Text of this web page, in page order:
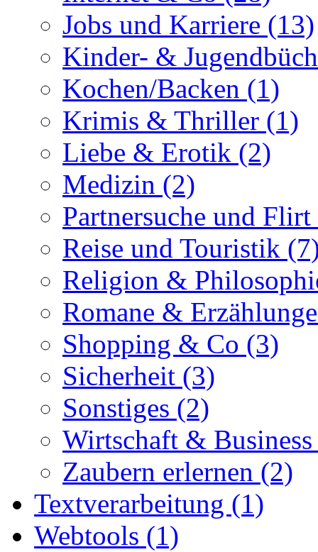
Jobs und Karriere (13)
Kinder- &
Kochen/Backen (1)
Krimis & Thriller (1)
Liebe & Erotik (2)
Medizin (2)
Partnersuche und
Reise und Touristik
Religion &
Romane &
Shopping & Co (3)
Sicherheit (3)
Sonstiges (2)
Wirtschaft &
Zaubern erlernen (2)
Textverarbeitung (1)
Webtools (1)